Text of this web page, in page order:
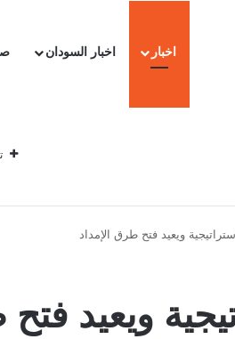
اخبار اخبار السودان
ويعيد فتح طرق الإمداد
ويعيد فتح